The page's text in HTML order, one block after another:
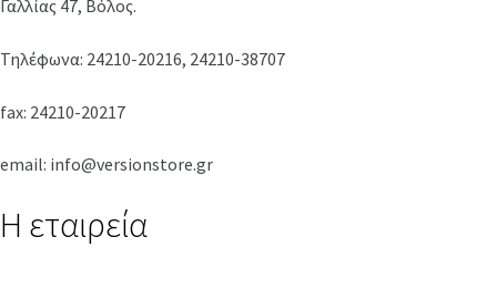
Γαλλίας 47, Βόλος.
Τηλέφωνα: 24210-20216, 24210-38707
fax: 24210-20217
email: info@versionstore.gr
H εταιρεία